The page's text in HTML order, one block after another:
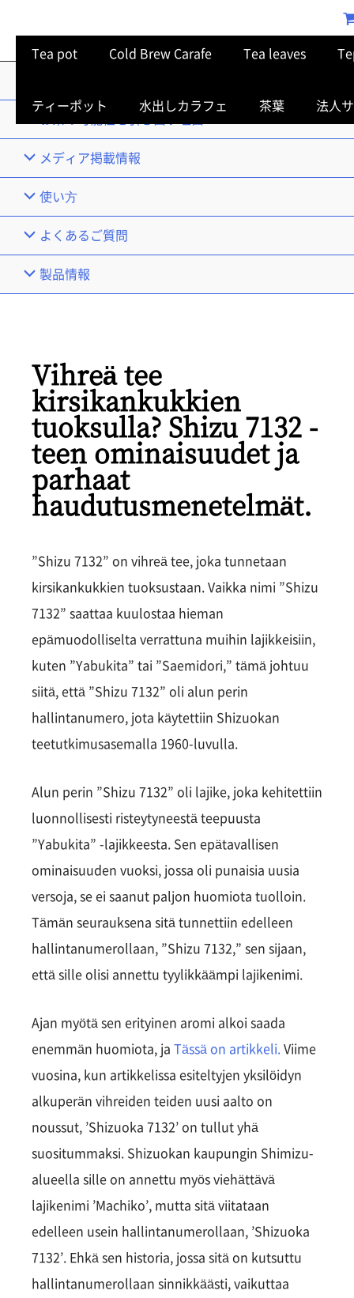
メディア掲載情報
使い⽅
よくあるご質問
製品情報
Tea pot Cold Brew Carafe Tea leaves
ティーポット 水出しカラフェ 茶葉 法人
Vihreä tee
kirsikankukkien
tuoksulla? Shizu 7132 -
teen ominaisuudet ja
parhaat
haudutusmenetelmät.
”Shizu 7132” on vihreä tee, joka tunnetaan
kirsikankukkien tuoksustaan. Vaikka nimi ”Shizu
7132” saattaa kuulostaa hieman
epämuodolliselta verrattuna muihin lajikkeisiin,
kuten ”Yabukita” tai ”Saemidori,” tämä johtuu
siitä, että ”Shizu 7132” oli alun perin
hallintanumero, jota käytettiin Shizuokan
teetutkimusasemalla 1960-luvulla.
Alun perin ”Shizu 7132” oli lajike, joka kehitettiin
luonnollisesti risteytyneestä teepuusta
”Yabukita” -lajikkeesta. Sen epätavallisen
ominaisuuden vuoksi, jossa oli punaisia uusia
versoja, se ei saanut paljon huomiota tuolloin.
Tämän seurauksena sitä tunnettiin edelleen
hallintanumerollaan, ”Shizu 7132,” sen sijaan,
että sille olisi annettu tyylikkäämpi lajikenimi.
Ajan myötä sen erityinen aromi alkoi saada
enemmän huomiota, ja Tässä on artikkeli. Viime
vuosina, kun artikkelissa esiteltyjen yksilöidyn
alkuperän vihreiden teiden uusi aalto on
noussut, ’Shizuoka 7132’ on tullut yhä
suositummaksi. Shizuokan kaupungin Shimizu-
alueella sille on annettu myös viehättävä
lajikenimi ’Machiko’, mutta sitä viitataan
edelleen usein hallintanumerollaan, ’Shizuoka
7132’. Ehkä sen historia, jossa sitä on kutsuttu
hallintanumerollaan sinnikkäästi, vaikuttaa